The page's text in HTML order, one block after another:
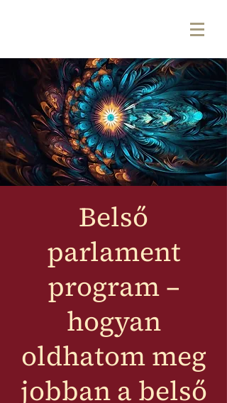
Belső
parlament
program –
hogyan
oldhatom meg
jobban a belső